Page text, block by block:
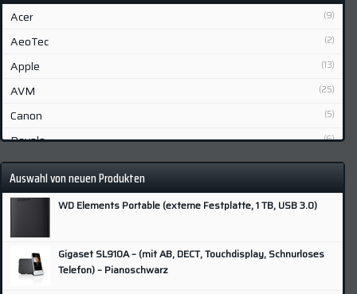
Acer (9)
AeoTec (2)
Apple (13)
AVM (25)
Canon (5)
Devolo (6)
Fibaro (2)
Fujifilm
Grundig
Hisense
Auswahl von neuen Produkten
WD Elements Portable (externe Festplatte, 1 TB, USB 3.0)
Gigaset SL910A – (mit AB, DECT, Touchdisplay, Schnurloses
Telefon) – Pianoschwarz